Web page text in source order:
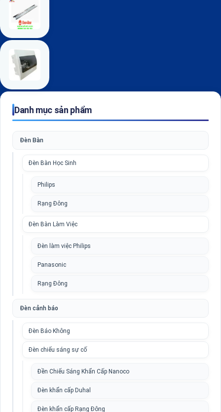
Danh mục sản phẩm
Đèn Bàn
Đèn Bàn Học Sinh
Philips
Rạng Đông
Đèn Bàn Làm Việc
Đèn làm việc Philips
Panasonic
Rạng Đông
Đèn cảnh báo
Đèn Báo Không
Đèn chiếu sáng sự cố
Đền Chiếu Sáng Khẩn Cấp Nanoco
Đèn khẩn cấp Duhal
Đèn khẩn cấp Rạng Đông